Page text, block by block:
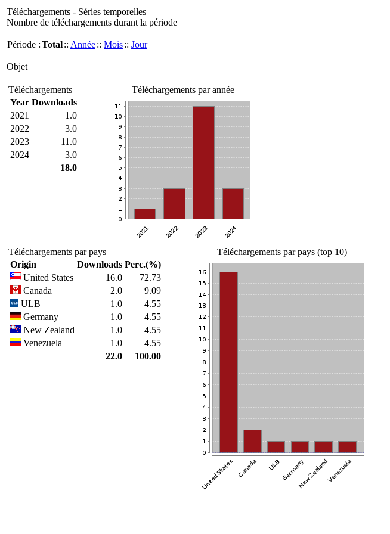
Téléchargements - Séries temporelles
Nombre de téléchargements durant la période
Période :Total:: Année:: Mois:: Jour
Objet
Téléchargements
Year Downloads
2021
1.0
2022
3.0
2023
11.0
2024
3.0
18.0
Téléchargements par année
Téléchargements par pays
Origin
Downloads Perc.(%)
United States
16.0
72.73
Canada
2.0
9.09
ULB
1.0
4.55
Germany
1.0
4.55
New Zealand
1.0
4.55
Venezuela
1.0
4.55
22.0
100.00
Téléchargements par pays (top 10)